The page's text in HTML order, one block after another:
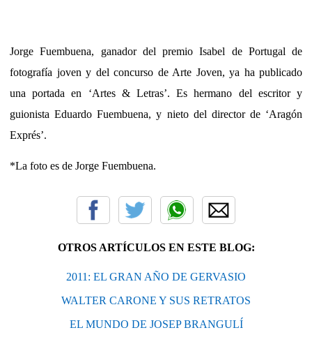
Jorge Fuembuena, ganador del premio Isabel de Portugal de
fotografía joven y del concurso de Arte Joven, ya ha publicado
una portada en ‘Artes & Letras’. Es hermano del escritor y
guionista Eduardo Fuembuena, y nieto del director de ‘Aragón
Exprés’.
*La foto es de Jorge Fuembuena.
OTROS ARTÍCULOS EN ESTE BLOG:
2011: EL GRAN AÑO DE GERVASIO
WALTER CARONE Y SUS RETRATOS
EL MUNDO DE JOSEP BRANGULÍ